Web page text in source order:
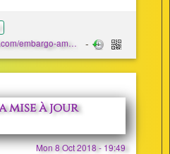
https://www.generation-nt.com/embargo-americain-huawei-stoppe-production-pc-portables-matebook-actualite-1965861.html
mise à jour
Mon 8 Oct 2018 - 19:49